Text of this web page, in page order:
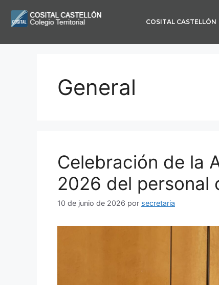
COSITAL CASTELLÓN
General
Celebración de la
2026 del personal
10 de junio de 2026 por secretaria